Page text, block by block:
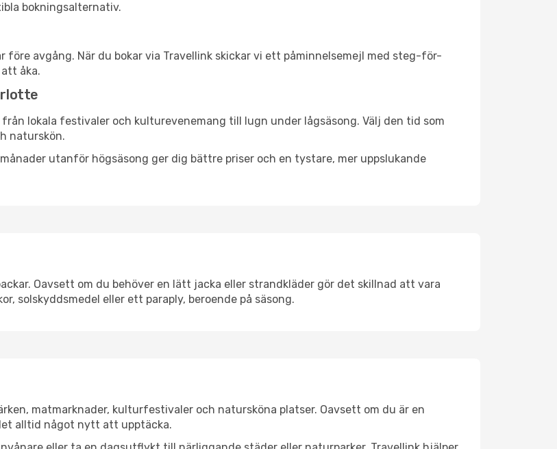
bokningsalternativ.
avgång. När du bokar via Travellink skickar vi ett påminnelsemejl med steg-för-
åka.
lokala festivaler och kulturevenemang till lugn under lågsäsong. Välj den tid som
naturskön.
utanför högsäsong ger dig bättre priser och en tystare, mer uppslukande
Oavsett om du behöver en lätt jacka eller strandkläder gör det skillnad att vara
solskyddsmedel eller ett paraply, beroende på säsong.
matmarknader, kulturfestivaler och natursköna platser. Oavsett om du är en
alltid något nytt att upptäcka.